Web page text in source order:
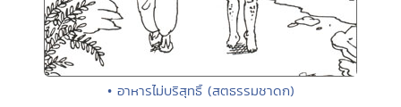
• อาหารไม่บริสุทธิ์ (สตธรรมชาดก)